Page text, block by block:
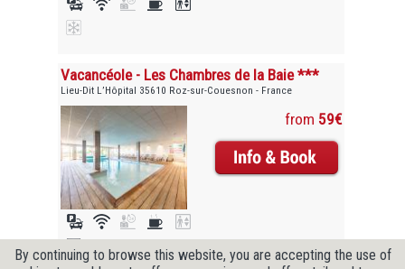
Vacancéole - Les Chambres de la Baie ***
Lieu-Dit L’Hôpital 35610 Roz-sur-Couesnon - France
from 59€
By continuing to browse this website, you are accepting the use of